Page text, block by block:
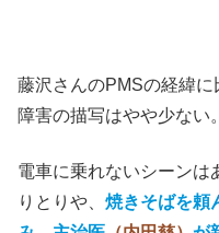
藤沢さんのPMSの経緯
障害の描写はやや少ない。
電車に乗れないシーンは
りとりや、 焼きそばを頼